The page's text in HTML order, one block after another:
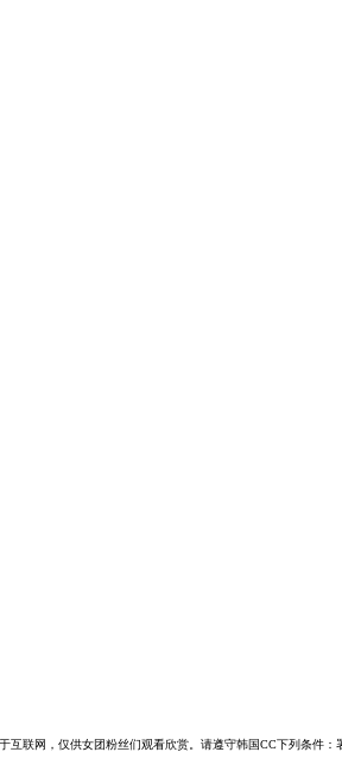
联网，仅供女团粉丝们观看欣赏。请遵守韩国CC下列条件